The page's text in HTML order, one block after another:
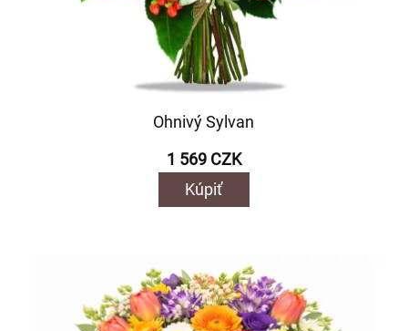
Ohnivý Sylvan
1 569 CZK
Kúpiť